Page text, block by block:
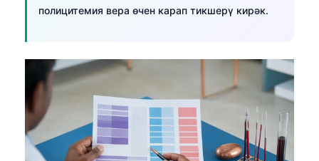
полицитемия вера өчен карап тикшерү кирәк.